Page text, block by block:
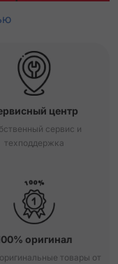
центр
сервис и
техподдержка
оригинал
товары от